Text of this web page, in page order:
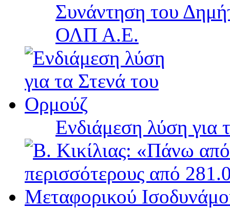
Συνάντηση του
ΟΛΠ Α.Ε.
Ενδιάμεση λύση για